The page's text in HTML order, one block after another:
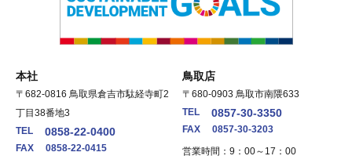
本社
〒682-0816 鳥取県倉吉市駄経寺町2
丁目38番地3
TEL
0858-22-0400
FAX
0858-22-0415
鳥取店
〒680-0903 鳥取市南隈633
TEL
0857-30-3350
FAX
0857-30-3203
営業時間：9：00～17：00